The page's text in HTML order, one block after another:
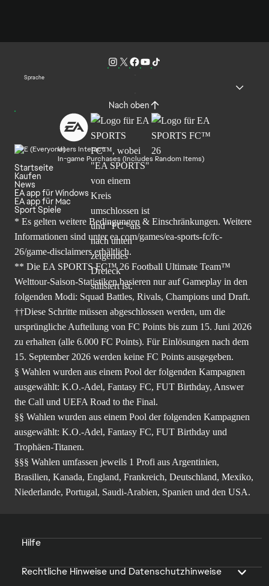
Sprache
Nach oben
Users Interact
In-game Purchases (Includes Random Items)
Startseite
Kaufen
News
EA app für Windows
EA app für Mac
Sport Spiele
* Es gelten weitere Bedingungen & Einschränkungen. Weitere
Informationen sind unterea.com/games/ea-sports-fc/fc-
26/game-disclaimers erhältlich.
** Die EA SPORTS FC™ 26 Football Ultimate Team™
Welttour-Saison-Statistiken basieren nur auf Gameplay in den
folgenden Modi: Squad Battles, Rivals, Champions und Draft.
††Diese Schritte müssen abgeschlossen werden, um die
ursprüngliche Aufteilung von FC Points bis zum 15. Juni 2026
zu erhalten (alle 6.000 FC Points). Für Einlösungen nach dem
15. September 2026 werden keine FC Points ausgegeben.
§ Wahlen wurden aus einem Pool der folgenden Kampagnen
ausgewählt: K.O.-Adel, Fantasy FC, FUT Birthday, Answer
the Call und UEFA Road to the Final.
§§ Wahlen wurden aus einem Pool der folgenden Kampagnen
ausgewählt: K.O.-Adel, Fantasy FC, FUT Birthday und
Trophäen-Titanen.
§§§ Wahlen umfassen jeweils 1 Profi aus Argentinien,
Brasilien, Kanada, England, Frankreich, Deutschland, Mexiko,
Niederlande, Portugal, Saudi-Arabien, Spanien und den USA.
Hilfe
Rechtliche Hinweise und Datenschutzhinweise